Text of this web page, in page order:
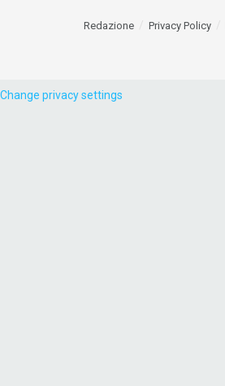
Redazione Privacy Policy
Change privacy settings